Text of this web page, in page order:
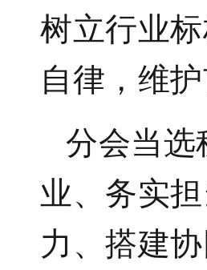
树立行业
自律，维
分会当选
业、务实
力、搭建